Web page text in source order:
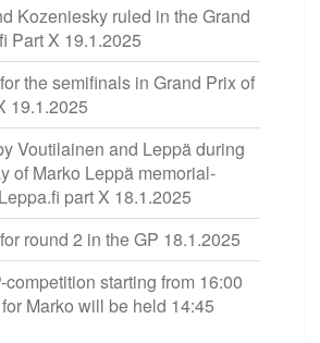
Kozeniesky ruled in the Grand
Part X 19.1.2025
the semifinals in Grand Prix of
19.1.2025
Voutilainen and Leppä during
of Marko Leppä memorial-
part X 18.1.2025
round 2 in the GP 18.1.2025
starting from 16:00
Marko will be held 14:45